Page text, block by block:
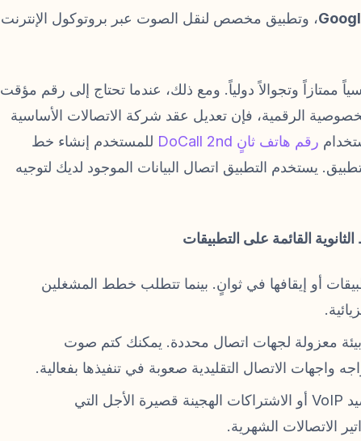
، وتطبيق مخصص لنقل الصوت عبر بروتوكول الإنترنت
ممتازاً وتجوالاً دولياً. ومع ذلك، عندما تحتاج إلى رقم مؤقت
الرقمية، فإن تعديل عقد شركة الاتصالات الأساسية
رقم هاتف ثانٍ DoCall 2nd
للمستخدم إنشاء خط
يستخدم التطبيق اتصال البيانات الموجود لديك لتوجيه
القائمة على التطبيقات
أو إيقافها في ثوانٍ. بينما تتطلب خطط المشغلين
معزولة لجهات اتصال محددة. يمكنك كتم صوت
واجهات الاتصال التقليدية صعوبة في تنفيذها بفعالية.
يدفع المستخدمون فقط مقابل رصيد VoIP أو الاشتراكات الهجينة قصيرة الأجل التي
الاتصالات الشهرية.